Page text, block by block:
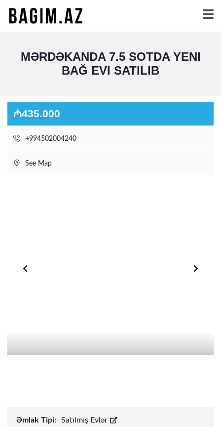
MƏRDƏKANDA 7.5 SOTDA YENI
BAĞ EVI SATILIB
₼435.000
+994502004240
See Map
Əmlak Tipi:
Satılmış Evlər